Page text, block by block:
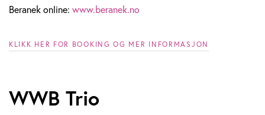
Beranek online: www.beranek.no
KLIKK HER FOR BOOKING OG MER INFORMASJON
WWB Trio